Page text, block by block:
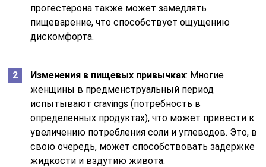
прогестерона также может замедлять
пищеварение, что способствует ощущению
дискомфорта.
Изменения в пищевых привычках: Многие
женщины в предменструальный период
испытывают cravings (потребность в
определенных продуктах), что может привести к
увеличению потребления соли и углеводов. Это, в
свою очередь, может способствовать задержке
жидкости и вздутию живота.